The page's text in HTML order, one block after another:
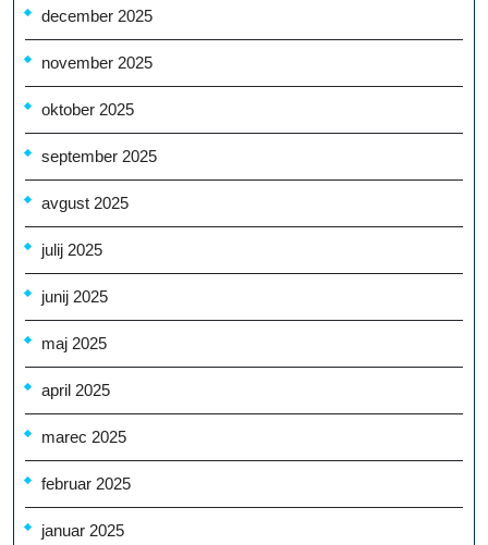
december 2025
november 2025
oktober 2025
september 2025
avgust 2025
julij 2025
junij 2025
maj 2025
april 2025
marec 2025
februar 2025
januar 2025